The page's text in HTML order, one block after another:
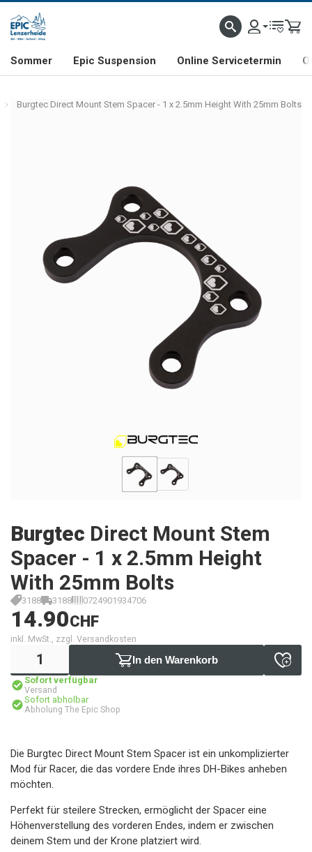
& FREERIDE-SPEZIALIST SCHWEIZER FIRMA SHOP & SHOWROOM IN
Sommer Epic Suspension Online Servicetermin
Burgtec Direct Mount Stem Spacer - 1 x 2.5mm Height With 25mm Bolts
Burgtec Direct Mount Stem
Spacer - 1 x 2.5mm Height
With 25mm Bolts
3188 3188 0724901934706
14.90CHF
inkl. MwSt., zzgl. Versandkosten
In den Warenkorb
Sofort verfügbar
Versand
Sofort abholbar
Abholung The Epic Shop
Die Burgtec Direct Mount Stem Spacer ist ein unkomplizierter
Mod für Racer, die das vordere Ende ihres DH-Bikes anheben
möchten.
Perfekt für steilere Strecken, ermöglicht der Spacer eine
Höhenverstellung des vorderen Endes, indem er zwischen
deinem Stem und der Krone platziert wird.